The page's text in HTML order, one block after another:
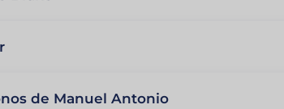
de Manuel Antonio